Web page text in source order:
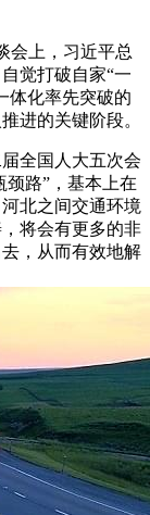
会上，习近平总
觉打破自家“一
体化率先突破的
进的关键阶段。
全国人大五次会
颈路”，基本上在
北之间交通环境
将会有更多的非
，从而有效地解